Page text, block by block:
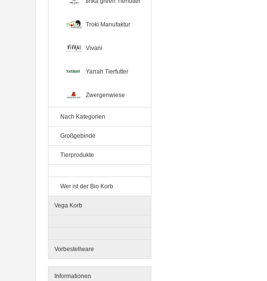
Troki Manufaktur
Vivani
Yarrah Tierfutter
Zwergenwiese
Nach Kategorien
Großgebinde
Tierprodukte
Wer ist der Bio Korb
Vega Korb
Vorbestellware
Informationen
12er-VE Ente, Reis und Karotten
400 g BioPur Bio Hundefutter